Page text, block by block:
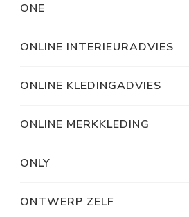
ONE
ONLINE INTERIEURADVIES
ONLINE KLEDINGADVIES
ONLINE MERKKLEDING
ONLY
ONTWERP ZELF